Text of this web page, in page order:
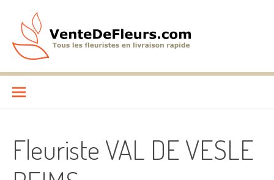
contenu
VenteDeFleurs.com
Fleuriste VAL DE VESLE